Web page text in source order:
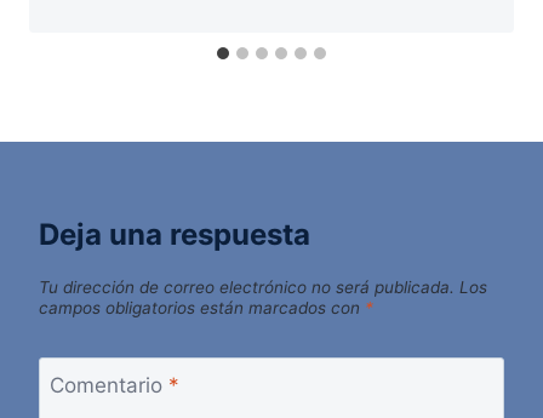
Deja una respuesta
Tu dirección de correo electrónico no será publicada. Los
campos obligatorios están marcados con *
Comentario *